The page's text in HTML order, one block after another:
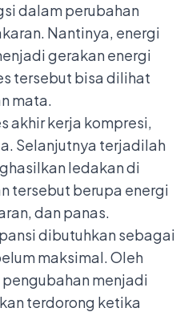
dalam perubahan
Nantinya, energi
gerakan energi
tersebut bisa dilihat
mata.
akhir kerja kompresi,
Selanjutnya terjadilah
ledakan di
tersebut berupa energi
dan panas.
dibutuhkan sebagai
maksimal. Oleh
menjadi
terdorong ketika